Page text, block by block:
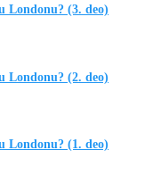
Londonu? (3. deo)
Londonu? (2. deo)
Londonu? (1. deo)